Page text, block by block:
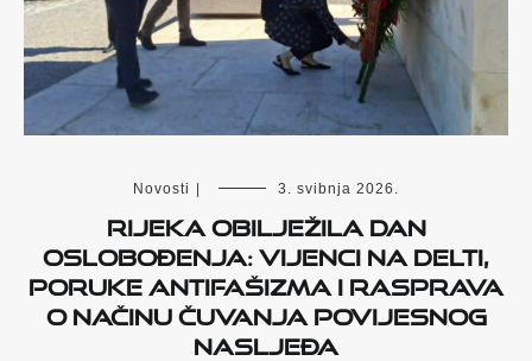
Novosti | 3. svibnja 2026.
Rijeka obilježila Dan
oslobođenja: Vijenci na Delti,
poruke antifašizma i rasprava
o načinu čuvanja povijesnog
nasljeđa